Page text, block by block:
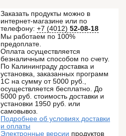
Заказать продукты можно в
интернет-магазине или по
телефону: +7 (4012) 52-08-18
Мы работаем по 100%
предоплате.
Оплата осуществляется
безналичным способом по счету.
По Калининграду доставка и
установка, заказанных программ
1С на сумму от 5000 руб.,
осуществляется бесплатно. До
5000 руб. стоимость доставки и
установки 1950 руб. или
самовывоз.
Подробнее об условиях доставки
и оплаты
Электронные версии продуктов